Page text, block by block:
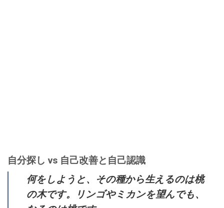
自分探し vs 自己改善と自己認識
何をしようと、その種から生えるのは桃
の木です。リンゴやミカンを望んでも、